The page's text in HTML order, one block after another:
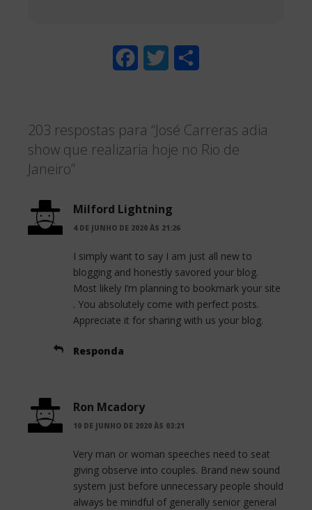
e
b
o
k
t
t
r
r
e
203 respostas para “José Carreras adia
show que realizaria hoje no Rio de
Janeiro”
Milford Lightning
4 DE JUNHO DE 2020 ÀS 21:26
I simply want to say I am just all new to
blogging and honestly savored your blog.
Most likely I’m planning to bookmark your site
. You absolutely come with perfect posts.
Appreciate it for sharing with us your blog.
Responda
Ron Mcadory
10 DE JUNHO DE 2020 ÀS 03:21
Very man or woman speeches need to seat
giving observe into couples. Brand new sound
system just before unnecessary people should
always be mindful of generally senior general